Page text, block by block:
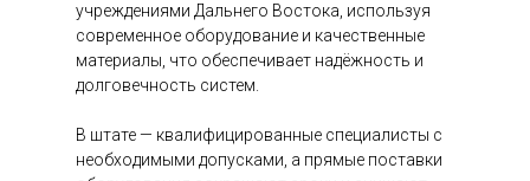
учреждениями Дальнего Востока, используя
современное оборудование и качественные
материалы, что обеспечивает надёжность и
долговечность систем.
В штате — квалифицированные специалисты с
необходимыми допусками, а прямые поставки